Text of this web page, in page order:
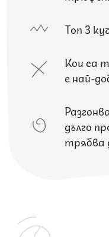
Топ 3
Кои са
е най-
дълго
трябва